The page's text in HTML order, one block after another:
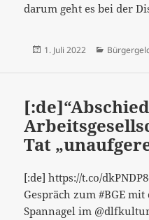
darum geht es bei der
Veröffentlicht
1. Juli 2022 Kategorien
Tat
[:de] https://t.co/
Gespräch zum #BGE
Spannagel im